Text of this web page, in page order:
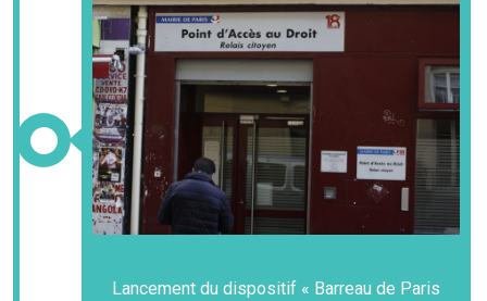
Lancement du dispositif « Barreau de Paris